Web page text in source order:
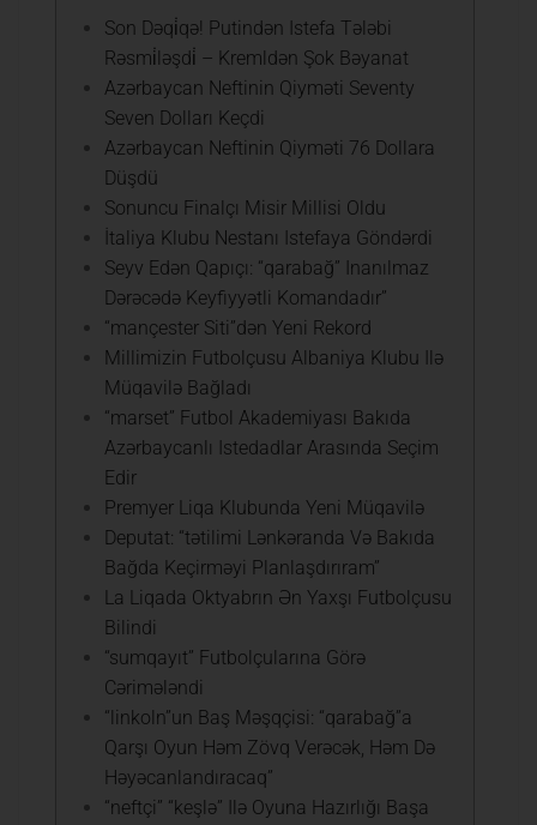
Son Dəqi̇qə! Putindən Istefa Tələbi
Rəsmi̇ləşdi̇ – Kremldən Şok Bəyanat
Azərbaycan Neftinin Qiyməti Seventy
Seven Dolları Keçdi
Azərbaycan Neftinin Qiyməti 76 Dollara
Düşdü
Sonuncu Finalçı Misir Millisi Oldu
İtaliya Klubu Nestanı Istefaya Göndərdi
Seyv Edən Qapıçı: “qarabağ” Inanılmaz
Dərəcədə Keyfiyyətli Komandadır”
“mançester Siti”dən Yeni Rekord
Millimizin Futbolçusu Albaniya Klubu Ilə
Müqavilə Bağladı
“marset” Futbol Akademiyası Bakıda
Azərbaycanlı Istedadlar Arasında Seçim
Edir
Premyer Liqa Klubunda Yeni Müqavilə
Deputat: “tətilimi Lənkəranda Və Bakıda
Bağda Keçirməyi Planlaşdırıram”
La Liqada Oktyabrın Ən Yaxşı Futbolçusu
Bilindi
“sumqayıt” Futbolçularına Görə
Cərimələndi
“linkoln”un Baş Məşqçisi: “qarabağ”a
Qarşı Oyun Həm Zövq Verəcək, Həm Də
Həyəcanlandıracaq”
“neftçi” “keşlə” Ilə Oyuna Hazırlığı Başa